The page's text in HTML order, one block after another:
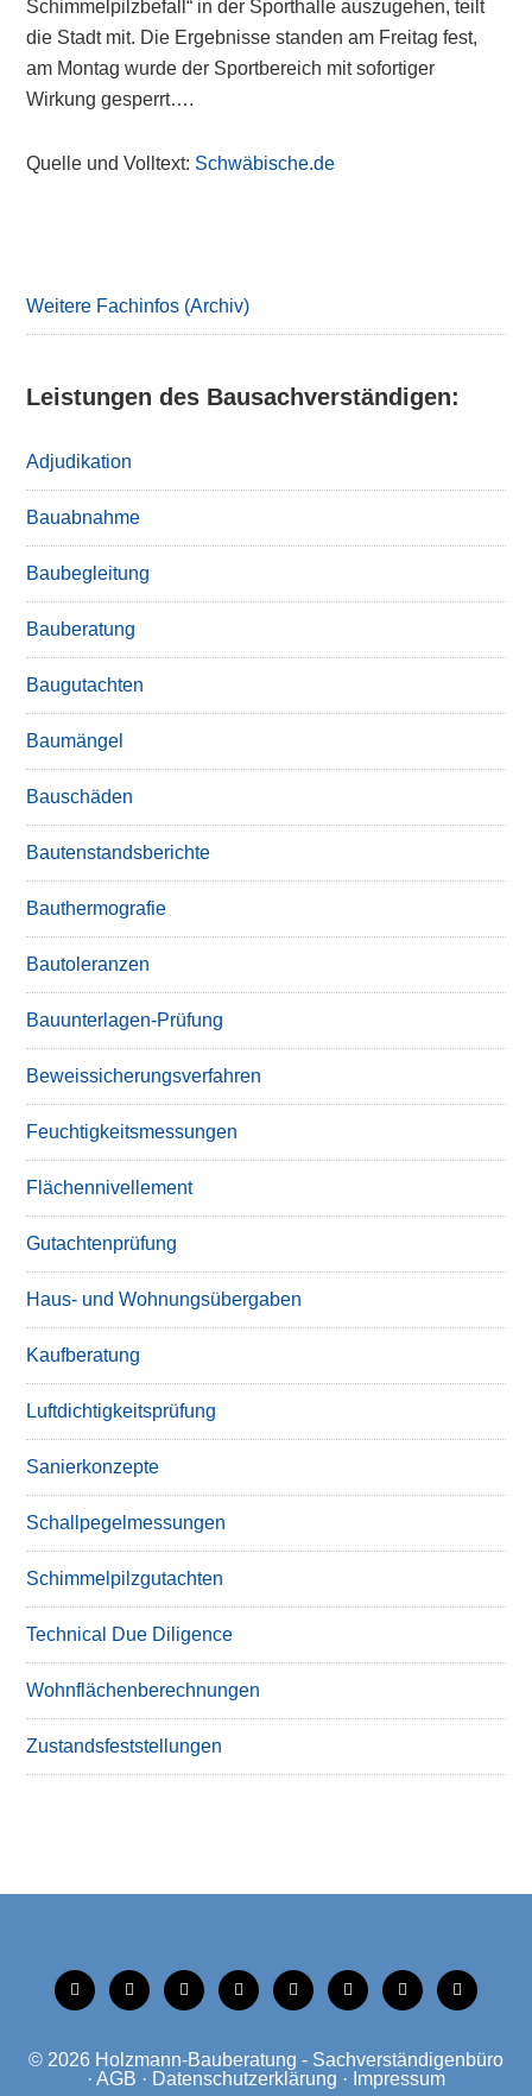
Schimmelpilzbefall“ in der Sporthalle auszugehen, teilt
die Stadt mit. Die Ergebnisse standen am Freitag fest,
am Montag wurde der Sportbereich mit sofortiger
Wirkung gesperrt….
Quelle und Volltext: Schwäbische.de
Weitere Fachinfos (Archiv)
Leistungen des Bausachverständigen:
Adjudikation
Bauabnahme
Baubegleitung
Bauberatung
Baugutachten
Baumängel
Bauschäden
Bautenstandsberichte
Bauthermografie
Bautoleranzen
Bauunterlagen-Prüfung
Beweissicherungsverfahren
Feuchtigkeitsmessungen
Flächennivellement
Gutachtenprüfung
Haus- und Wohnungsübergaben
Kaufberatung
Luftdichtigkeitsprüfung
Sanierkonzepte
Schallpegelmessungen
Schimmelpilzgutachten
Technical Due Diligence
Wohnflächenberechnungen
Zustandsfeststellungen
tiktok instagramfacebooklinkedinxing linkedinmobilemail
© 2026 Holzmann-Bauberatung - Sachverständigenbüro
· AGB · Datenschutzerklärung · Impressum